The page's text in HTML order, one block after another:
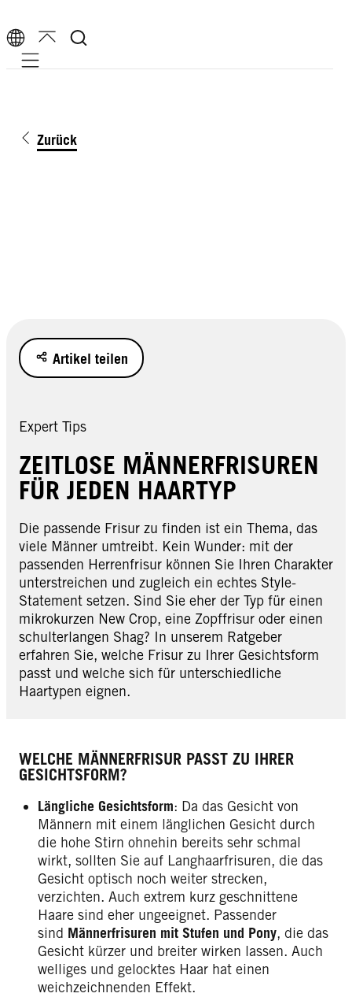
Mobile navigation
Zurück
Artikel teilen
Expert Tips
ZEITLOSE MÄNNERFRISUREN
FÜR JEDEN HAARTYP
Die passende Frisur zu finden ist ein Thema, das
viele Männer umtreibt. Kein Wunder: mit der
passenden Herrenfrisur können Sie Ihren Charakter
unterstreichen und zugleich ein echtes Style-
Statement setzen. Sind Sie eher der Typ für einen
mikrokurzen New Crop, eine Zopffrisur oder einen
schulterlangen Shag? In unserem Ratgeber
erfahren Sie, welche Frisur zu Ihrer Gesichtsform
passt und welche sich für unterschiedliche
Haartypen eignen.
WELCHE MÄNNERFRISUR PASST ZU IHRER
GESICHTSFORM?
Längliche Gesichtsform: Da das Gesicht von
Männern mit einem länglichen Gesicht durch
die hohe Stirn ohnehin bereits sehr schmal
wirkt, sollten Sie auf Langhaarfrisuren, die das
Gesicht optisch noch weiter strecken,
verzichten. Auch extrem kurz geschnittene
Haare sind eher ungeeignet. Passender
sind Männerfrisuren mit Stufen und Pony, die das
Gesicht kürzer und breiter wirken lassen. Auch
welliges und gelocktes Haar hat einen
weichzeichnenden Effekt.